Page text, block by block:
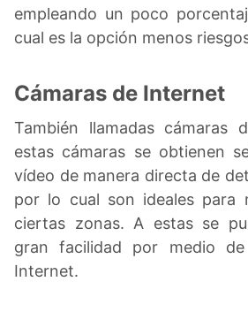
empleando un poco
cual es la opción menos
Cámaras de Internet
También llamadas cámaras
estas cámaras se obtienen
vídeo de manera directa de
por lo cual son ideales para
ciertas zonas. A estas se
gran facilidad por medio de
Internet.